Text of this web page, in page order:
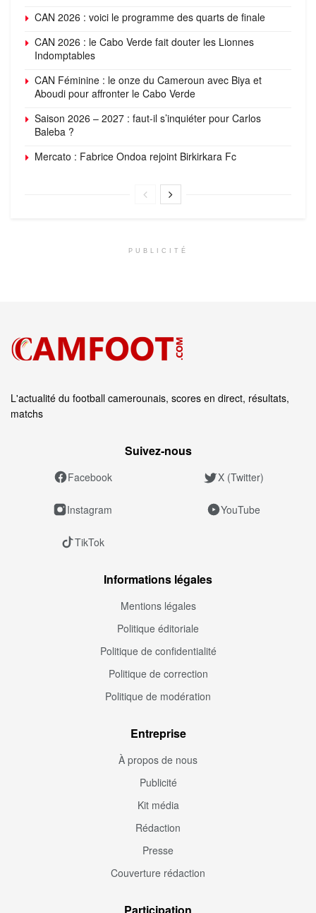
CAN 2026 : voici le programme des quarts de finale
CAN 2026 : le Cabo Verde fait douter les Lionnes
Indomptables
CAN Féminine : le onze du Cameroun avec Biya et
Aboudi pour affronter le Cabo Verde
Saison 2026 – 2027 : faut-il s’inquiéter pour Carlos
Baleba ?
Mercato : Fabrice Ondoa rejoint Birkirkara Fc
PUBLICITÉ
L'actualité du football camerounais, scores en direct, résultats,
matchs
Suivez‑nous
Facebook X (Twitter)
Instagram YouTube
TikTok
Informations légales
Mentions légales
Politique éditoriale
Politique de confidentialité
Politique de correction
Politique de modération
Entreprise
À propos de nous
Publicité
Kit média
Rédaction
Presse
Couverture rédaction